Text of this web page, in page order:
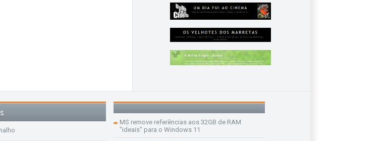
MS remove referências aos 32GB de RAM
"ideais" para o Windows 11